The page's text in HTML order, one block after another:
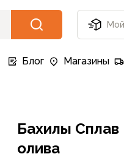
Мой
Блог Магазины
Бахилы
олива